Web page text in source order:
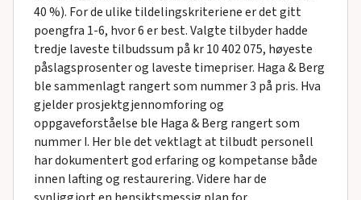
40 %). For de ulike tildelingskriteriene er det gitt
poengfra 1-6, hvor 6 er best. Valgte tilbyder hadde
tredje laveste tilbudssum på kr 10 402 075, høyeste
påslagsprosenter og laveste timepriser. Haga & Berg
ble sammenlagt rangert som nummer 3 på pris. Hva
gjelder prosjektgjennomforing og
oppgaveforståelse ble Haga & Berg rangert som
nummer I. Her ble det vektlagt at tilbudt personell
har dokumentert god erfaring og kompetanse både
innen lafting og restaurering. Videre har de